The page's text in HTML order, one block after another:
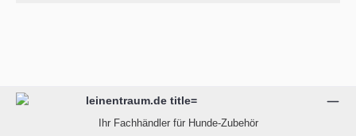
Ihr Fachhändler für Hunde-Zubehör